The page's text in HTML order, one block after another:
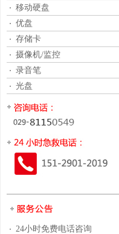
移动硬盘
优盘
存储卡
摄像机/监控
录音笔
光盘
24小时免费电话咨询